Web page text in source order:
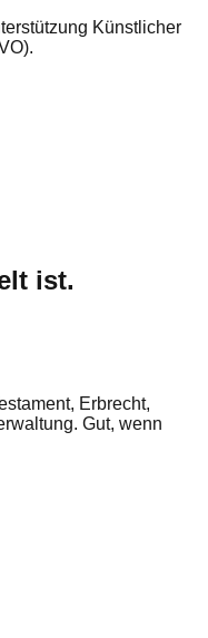
Künstlicher
ist.
Erbrecht,
Gut, wenn